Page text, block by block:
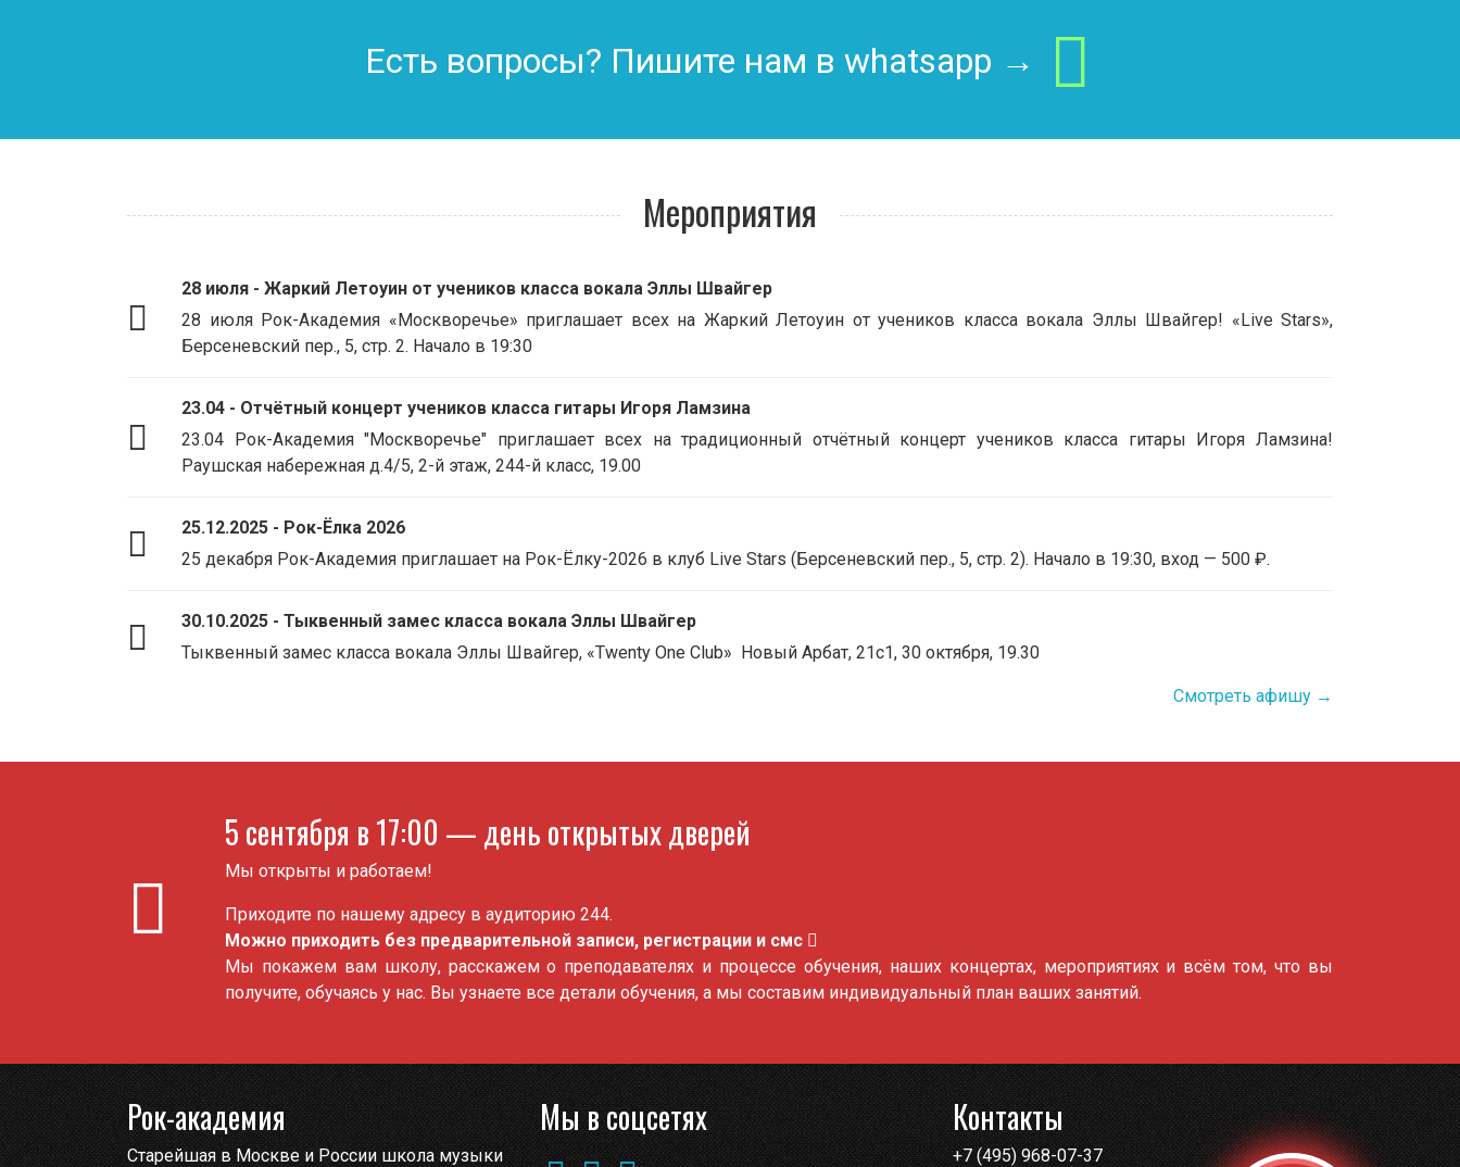
Есть вопросы? Пишите нам в whatsapp →
Мероприятия
28 июля - Жаркий Летоуин от учеников класса вокала Эллы Швайгер
28 июля Рок-Академия «Москворечье» приглашает всех на Жаркий Летоуин от учеников класса вокала Эллы Швайгер! «Live Stars»,
Берсеневский пер., 5, стр. 2. Начало в 19:30
23.04 - Отчётный концерт учеников класса гитары Игоря Ламзина
23.04 Рок-Академия "Москворечье" приглашает всех на традиционный отчётный концерт учеников класса гитары Игоря Ламзина!
Раушская набережная д.4/5, 2-й этаж, 244-й класс, 19.00
25.12.2025 - Рок-Ёлка 2026
25 декабря Рок-Академия приглашает на Рок-Ёлку-2026 в клуб Live Stars (Берсеневский пер., 5, стр. 2). Начало в 19:30, вход — 500 ₽.
30.10.2025 - Тыквенный замес класса вокала Эллы Швайгер
Тыквенный замес класса вокала Эллы Швайгер, «Twenty One Club» Новый Арбат, 21с1, 30 октября, 19.30
Смотреть афишу →
5 сентября в 17:00 — день открытых дверей
Мы открыты и работаем!
Приходите по нашему адресу в аудиторию 244.
Можно приходить без предварительной записи, регистрации и смс
Мы покажем вам школу, расскажем о преподавателях и процессе обучения, наших концертах, мероприятиях и всём том, что вы
получите, обучаясь у нас. Вы узнаете все детали обучения, а мы составим индивидуальный план ваших занятий.
Рок-академия
Старейшая в Москве и России школа музыки
Мы в соцсетях Контакты
+7 (495) 968-07-37